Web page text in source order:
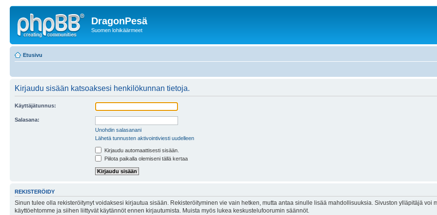
DragonPesä
Suomen lohikäärmeet
Etusivu
Kirjaudu sisään katsoaksesi henkilökunnan tietoja.
Käyttäjätunnus:
Salasana:
Unohdin salasanani
Lähetä tunnusten aktivointiviesti uudelleen
Kirjaudu automaattisesti sisään.
Piilota paikalla olemiseni tällä kertaa
REKISTERÖIDY
Sinun tulee olla rekisteröitynyt voidaksesi kirjautua sisään. Rekisteröityminen vie vain hetken, mutta antaa sinulle lisää mahdollisuuksia. Sivuston ylläpitäjä
käyttöehtomme ja siihen liittyvät käytännöt ennen kirjautumista. Muista myös lukea keskustelufoorumin säännöt.